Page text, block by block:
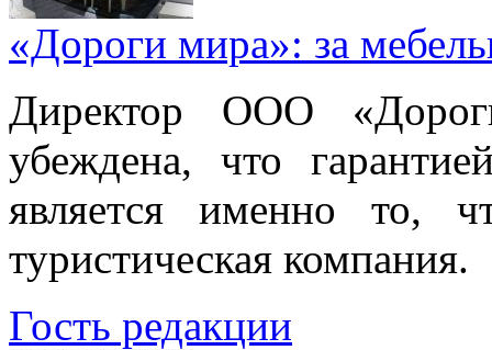
«Дороги мира»: за
Директор ООО
убеждена, что
является именно то,
туристическая компания.
Гость редакции